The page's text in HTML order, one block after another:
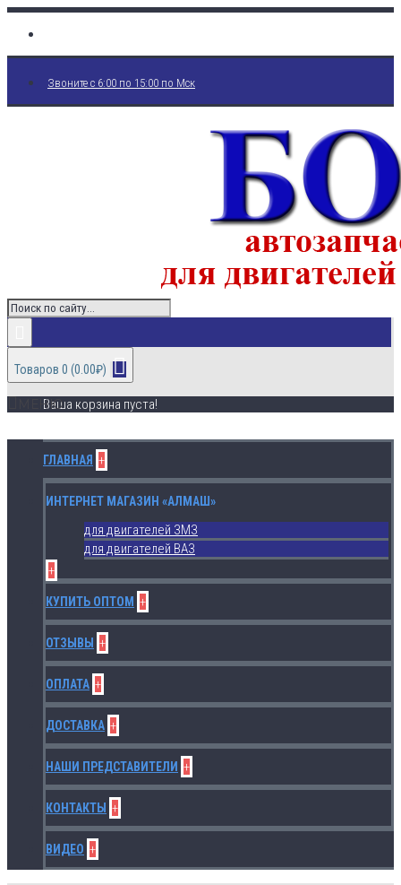
Звоните с 6:00 по 15:00 по Мск
Товаров 0 (0.00₽)
Ваша корзина пуста!
МЕНЮ
ГЛАВНАЯ +
ИНТЕРНЕТ МАГАЗИН «АЛМАШ»
для двигателей ЗМЗ
для двигателей ВАЗ
+
КУПИТЬ ОПТОМ +
ОТЗЫВЫ +
ОПЛАТА +
ДОСТАВКА +
НАШИ ПРЕДСТАВИТЕЛИ +
КОНТАКТЫ +
ВИДЕО +